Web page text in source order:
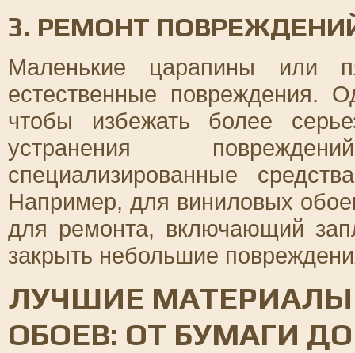
3. РЕМОНТ
Маленькие царапины или
естественные повреждения.
чтобы избежать более
устранения
специализированные
Например, для виниловых
для ремонта, включающий
закрыть небольшие
ЛУЧШИЕ
ОБОЕВ: ОТ БУМАГИ